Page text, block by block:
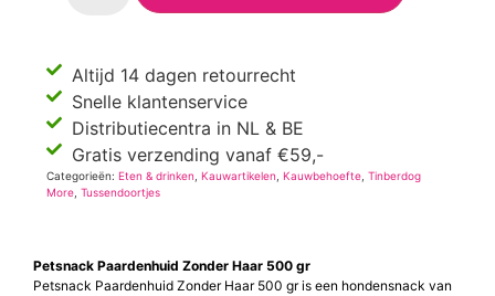
Altijd 14 dagen retourrecht
Snelle klantenservice
Distributiecentra in NL & BE
Gratis verzending vanaf €59,-
Categorieën:Eten & drinken ,Kauwartikelen ,Kauwbehoefte ,Tinberdog
More ,Tussendoortjes
Petsnack Paardenhuid Zonder Haar 500 gr
Petsnack Paardenhuid Zonder Haar 500 gr is een hondensnack van